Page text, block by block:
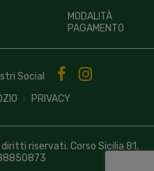
MODALITÀ
PAGAMENTO
Social
PRIVACY
riservati. Corso Sicilia 81,